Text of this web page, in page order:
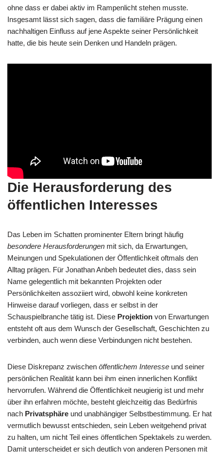
ohne dass er dabei aktiv im Rampenlicht stehen musste.
Insgesamt lässt sich sagen, dass die familiäre Prägung einen
nachhaltigen Einfluss auf jene Aspekte seiner Persönlichkeit
hatte, die bis heute sein Denken und Handeln prägen.
Die Herausforderung des
öffentlichen Interesses
Das Leben im Schatten prominenter Eltern bringt häufig
besondere Herausforderungen mit sich, da Erwartungen,
Meinungen und Spekulationen der Öffentlichkeit oftmals den
Alltag prägen. Für Jonathan Anbeh bedeutet dies, dass sein
Name gelegentlich mit bekannten Projekten oder
Persönlichkeiten assoziiert wird, obwohl keine konkreten
Hinweise darauf vorliegen, dass er selbst in der
Schauspielbranche tätig ist. Diese Projektion von Erwartungen
entsteht oft aus dem Wunsch der Gesellschaft, Geschichten zu
verbinden, auch wenn diese Verbindungen nicht bestehen.
Diese Diskrepanz zwischen öffentlichem Interesse und seiner
persönlichen Realität kann bei ihm einen innerlichen Konflikt
hervorrufen. Während die Öffentlichkeit neugierig ist und mehr
über ihn erfahren möchte, besteht gleichzeitig das Bedürfnis
nach Privatsphäre und unabhängiger Selbstbestimmung. Er hat
vermutlich bewusst entschieden, sein Leben weitgehend privat
zu halten, um nicht Teil eines öffentlichen Spektakels zu werden.
Damit unterscheidet er sich deutlich von anderen Personen mit